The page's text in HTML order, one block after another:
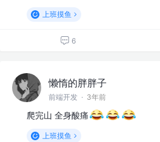
上班摸鱼
6
懒惰的胖胖子
前端开发 · 3年前
爬完山 全身酸痛
上班摸鱼